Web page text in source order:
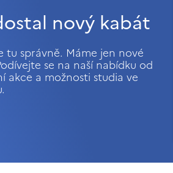
nový kabát
tu správně. Máme jen nové
se na naší nabídku od
akce a možnosti studia ve